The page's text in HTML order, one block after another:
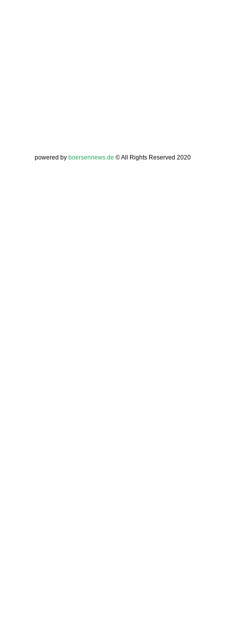
powered by boersennews.de © All Rights Reserved 2020